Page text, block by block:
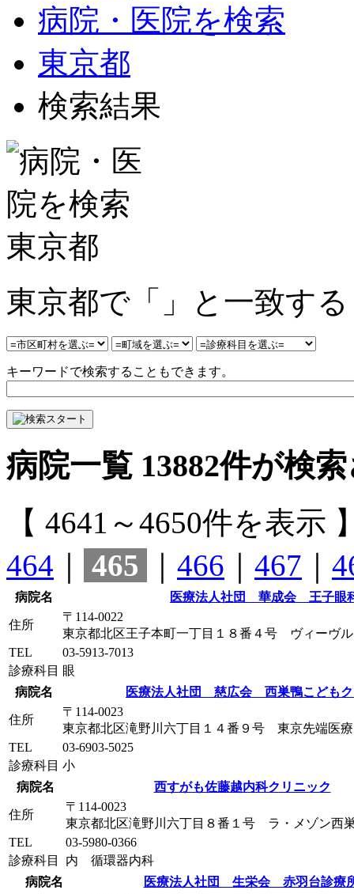
病院・医院を検索
東京都
検索結果
東京都で「」と一致す
キーワードで検索することもできます。
病院一覧 13882件が検
【 4641～4650件を表示
464
465 466 467
病院名 医療法人社団 華成会 王子眼
住所
〒114-0022
東京都北区王子本町一丁目１８番４号 ヴィーヴ
TEL
03-5913-7013
診療科目 眼
病院名
医療法人社団 慈広会 西巣鴨こどもク
住所
〒114-0023
東京都北区滝野川六丁目１４番９号 東京先端医
TEL
03-6903-5025
診療科目 小
病院名
西すがも佐藤越内科クリニック
住所
〒114-0023
東京都北区滝野川六丁目８番１号 ラ・メゾン西
TEL
03-5980-0366
診療科目
内 循環器内科
病院名
医療法人社団 生栄会 赤羽台診療